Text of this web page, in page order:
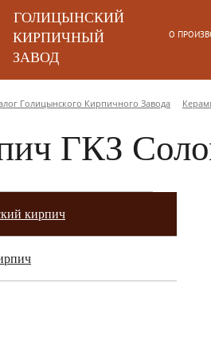
ГОЛИЦЫНСКИЙ
КИРПИЧНЫЙ
ЗАВОД
О
Голицынского Кирпичного Завода
ГКЗ
кирпич